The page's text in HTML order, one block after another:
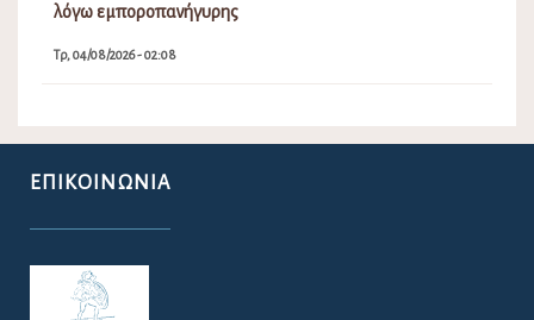
λόγω εμποροπανήγυρης
Τρ, 04/08/2026 - 02:08
ΕΠΙΚΟΙΝΩΝΊΑ